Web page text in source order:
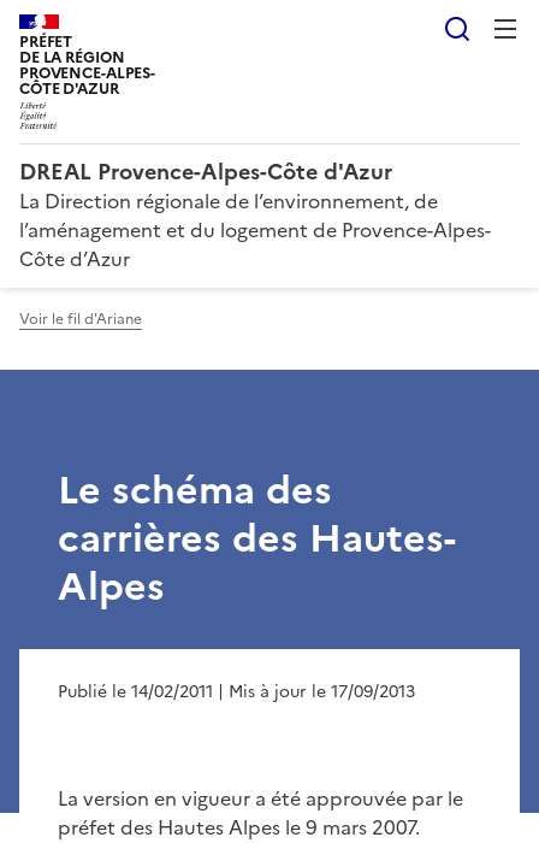
PRÉFET
DE LA RÉGION
PROVENCE-ALPES-
CÔTE D'AZUR
DREAL Provence-Alpes-Côte d'Azur
La Direction régionale de l’environnement, de
l’aménagement et du logement de Provence-Alpes-
Côte d’Azur
Voir le fil d'Ariane
Le schéma des
carrières des Hautes-
Alpes
Publié le 14/02/2011 | Mis à jour le 17/09/2013
La version en vigueur a été approuvée par le
préfet des Hautes Alpes le 9 mars 2007.